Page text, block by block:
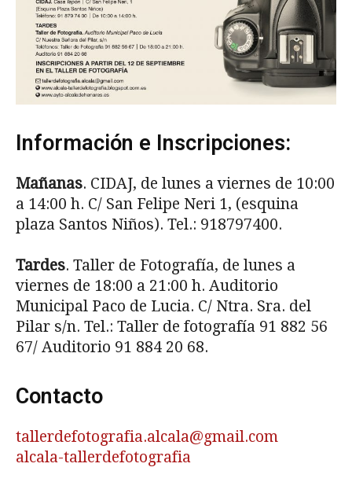
Información e Inscripciones:
Mañanas. CIDAJ, de lunes a viernes de 10:00
a 14:00 h. C/ San Felipe Neri 1, (esquina
plaza Santos Niños). Tel.: 918797400.
Tardes. Taller de Fotografía, de lunes a
viernes de 18:00 a 21:00 h. Auditorio
Municipal Paco de Lucia. C/ Ntra. Sra. del
Pilar s/n. Tel.: Taller de fotografía 91 882 56
67/ Auditorio 91 884 20 68.
Contacto
tallerdefotografia.alcala@gmail.com
alcala-tallerdefotografia